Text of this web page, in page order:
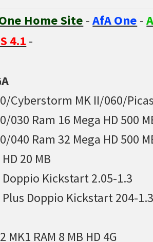
Home Site -AfA One -
4.1 -
Cyberstorm MK II/060/
030 Ram 16 Mega HD 500
040 Ram 32 Mega HD 500
20 MB
Kickstart 2.05-1.3
Doppio Kickstart 204-
MK1 RAM 8 MB HD 4G